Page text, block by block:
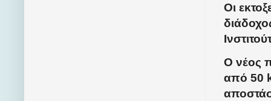
Οι
Ο νέος
από 50